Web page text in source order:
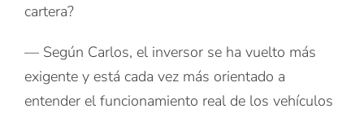
cartera?
— Según Carlos, el inversor se ha vuelto más
exigente y está cada vez más orientado a
entender el funcionamiento real de los vehículos